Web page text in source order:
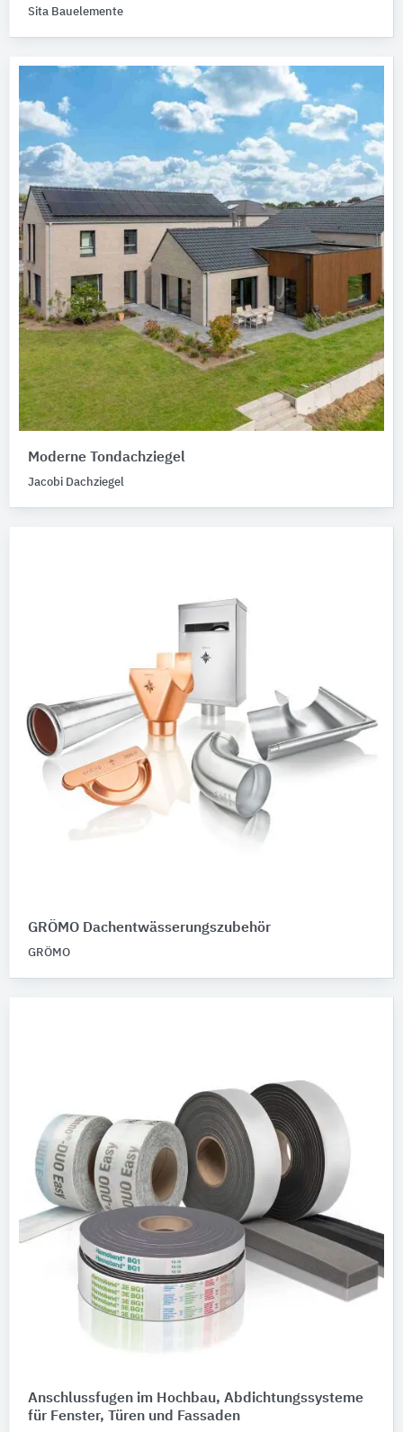
Sita Bauelemente
Moderne Tondachziegel
Jacobi Dachziegel
GRÖMO Dachentwässerungszubehör
GRÖMO
Anschlussfugen im Hochbau, Abdichtungssysteme
für Fenster, Türen und Fassaden